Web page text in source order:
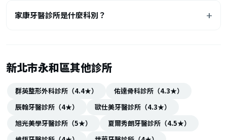
家康牙醫診所是什麼科別？
新北市永和區其他診所
群英整形外科診所（4.4★）
佑達骨科診所（4.3★）
辰翰牙醫診所（4★）
歐仕美牙醫診所（4.3★）
旭光美學牙醫診所（5★）
夏爾秀朗牙醫診所（4.5★）